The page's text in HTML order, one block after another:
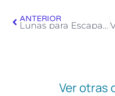
ANTERIOR
Lunas para Escaparates
Ver otras